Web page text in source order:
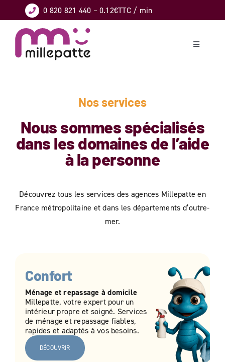
to
content
0 820 821 440 – 0.12€TTC / min
Toggle
GARDE D’ENFANTS
DÉPENDANCE
DEVENIR FRANCHISÉ
Nos services
Nous sommes spécialisés
dans les domaines de l’aide
à la personne
Découvrez tous les services des agences Millepatte en
France métropolitaine et dans les départements d’outre-
mer.
Confort
Ménage et repassage à domicile
Millepatte, votre expert pour un
intérieur propre et soigné. Services
de ménage et repassage fiables,
rapides et adaptés à vos besoins.
DÉCOUVRIR